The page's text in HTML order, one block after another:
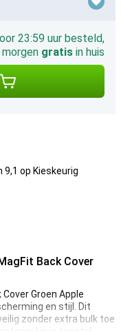
23:59 uur besteld,
morgen gratis in huis
op Kieskeurig
Back Cover
Groen Apple
en stijl. Dit
zonder extra bulk toe